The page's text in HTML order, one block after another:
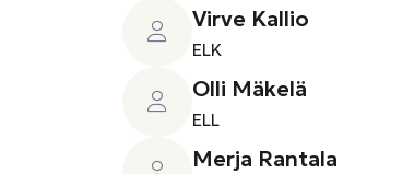
Virve Kallio
ELK
Olli Mäkelä
ELL
Merja Rantala